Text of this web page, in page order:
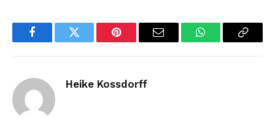
FacebookTwitter Pinterest Email WhatsAppCopy
Heike Kossdorff